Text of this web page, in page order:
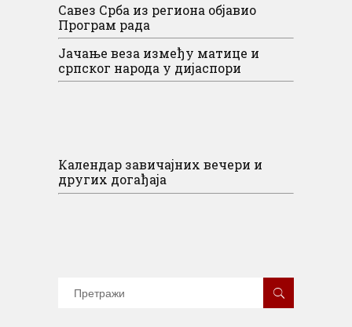
Савез Срба из региона објавио
Програм рада
Јачање веза између матице и
српског народа у дијаспори
Календар завичајних вечери и
других догађаја